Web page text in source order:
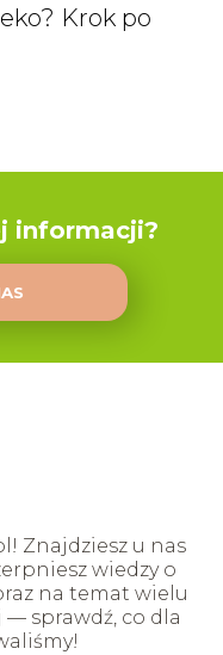
Krok po
informacji?
Znajdziesz u nas
wiedzy o
na temat wielu
sprawdź, co dla